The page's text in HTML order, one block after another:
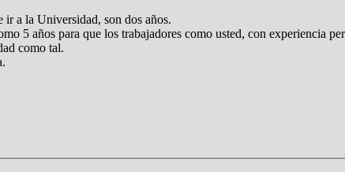
ir a la Universidad, son dos años.
5 años para que los trabajadores como usted, con experiencia
como tal.